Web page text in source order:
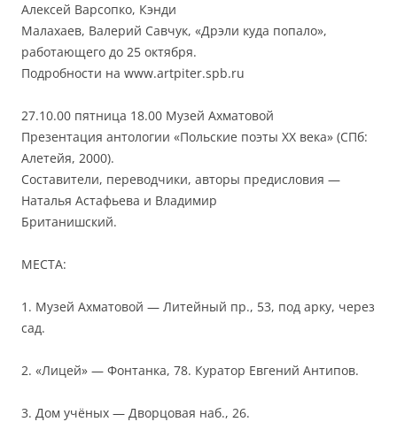
Алексей Варсопко, Кэнди
Малахаев, Валерий Савчук, «Дрэли куда попало»,
работающего до 25 октября.
Подробности на www.artpiter.spb.ru
27.10.00 пятница 18.00 Музей Ахматовой
Презентация антологии «Польские поэты XX века» (СПб:
Алетейя, 2000).
Составители, переводчики, авторы предисловия —
Наталья Астафьева и Владимир
Британишский.
МЕСТА:
1. Музей Ахматовой — Литейный пр., 53, под арку, через
сад.
2. «Лицей» — Фонтанка, 78. Куратор Евгений Антипов.
3. Дом учёных — Дворцовая наб., 26.